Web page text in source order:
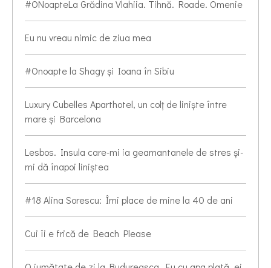
#ONoapteLa Grădina Vlahiia. Tihnă. Roade. Omenie
Eu nu vreau nimic de ziua mea
#Onoapte la Shagy și Ioana în Sibiu
Luxury Cubelles Aparthotel, un colț de liniște între
mare și Barcelona
Lesbos. Insula care-mi ia geamantanele de stres și-
mi dă înapoi liniștea
#18 Alina Sorescu: Îmi place de mine la 40 de ani
Cui îi e frică de Beach Please